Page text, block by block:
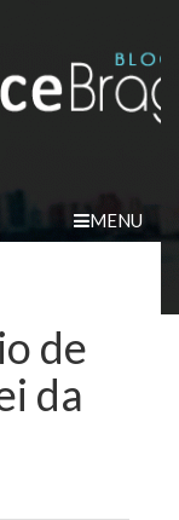
MENU
de
da